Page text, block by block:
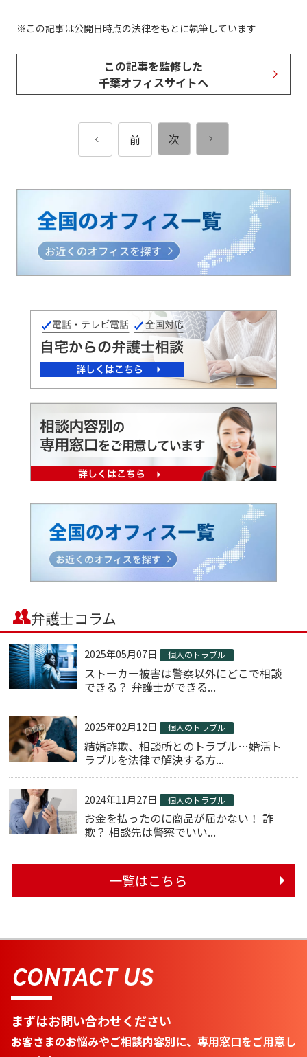
この記事は公開日時点の法律をもとに執筆しています
この記事を監修した
千葉オフィスサイトへ
前 次
弁護士コラム
2025年05月07日 個人のトラブル
ストーカー被害は警察以外にどこで相談
できる？ 弁護士ができる...
2025年02月12日 個人のトラブル
結婚詐欺、相談所とのトラブル…婚活ト
ラブルを法律で解決する方...
2024年11月27日 個人のトラブル
お金を払ったのに商品が届かない！ 詐
欺？ 相談先は警察でいい...
一覧はこちら
CONTACT US
まずはお問い合わせください
お客さまのお悩みやご相談内容別に、専用窓口をご用意し